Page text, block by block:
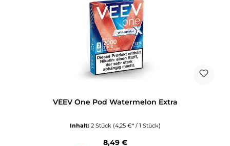
VEEV One Pod Watermelon Extra
Inhalt: 2 Stück (4,25 €* / 1 Stück)
Regulärer Preis:
8,49 €